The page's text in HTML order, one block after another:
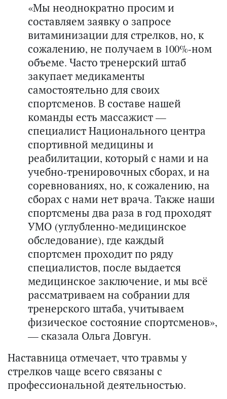
«Мы неоднократно просим и
составляем заявку о запросе
витаминизации для стрелков, но, к
сожалению, не получаем в 100%-ном
объеме. Часто тренерский штаб
закупает медикаменты
самостоятельно для своих
спортсменов. В составе нашей
команды есть массажист —
специалист Национального центра
спортивной медицины и
реабилитации, который с нами и на
учебно-тренировочных сборах, и на
соревнованиях, но, к сожалению, на
сборах с нами нет врача. Также наши
спортсмены два раза в год проходят
УМО (углубленно-медицинское
обследование), где каждый
спортсмен проходит по ряду
специалистов, после выдается
медицинское заключение, и мы всё
рассматриваем на собрании для
тренерского штаба, учитываем
физическое состояние спортсменов»,
— сказала Ольга Довгун.
Наставница отмечает, что травмы у
стрелков чаще всего связаны с
профессиональной деятельностью.